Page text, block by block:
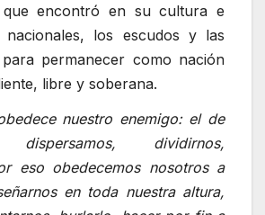
que encontró en su cultura e
nacionales, los escudos y las
para permanecer como nación
libre y soberana.
nuestro enemigo: el de
dispersamos, dividirnos,
eso obedecemos nosotros a
en toda nuestra altura,